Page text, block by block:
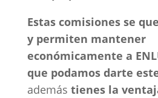
Estas comisiones se
y permiten mantener
económicamente a
que podamos darte
además tienes la